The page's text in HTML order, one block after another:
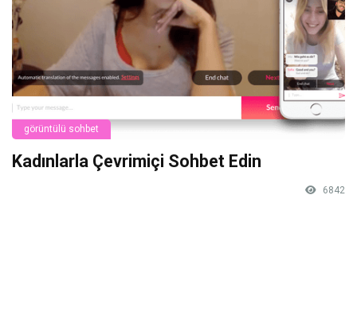
görüntülü sohbet
Kadınlarla Çevrimiçi Sohbet Edin
6842